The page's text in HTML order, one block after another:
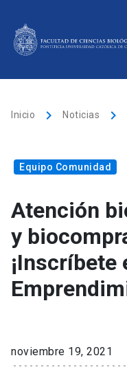
Biblioteca launch
Inicio
Quiénes somos
Académicos
Dirección
Estudiantes
Inicio keyboard_arrow_right Noticias keyboard_arrow_right
Equipo Comunidad
Atención
y
¡Inscríbete
noviembre 19, 2021